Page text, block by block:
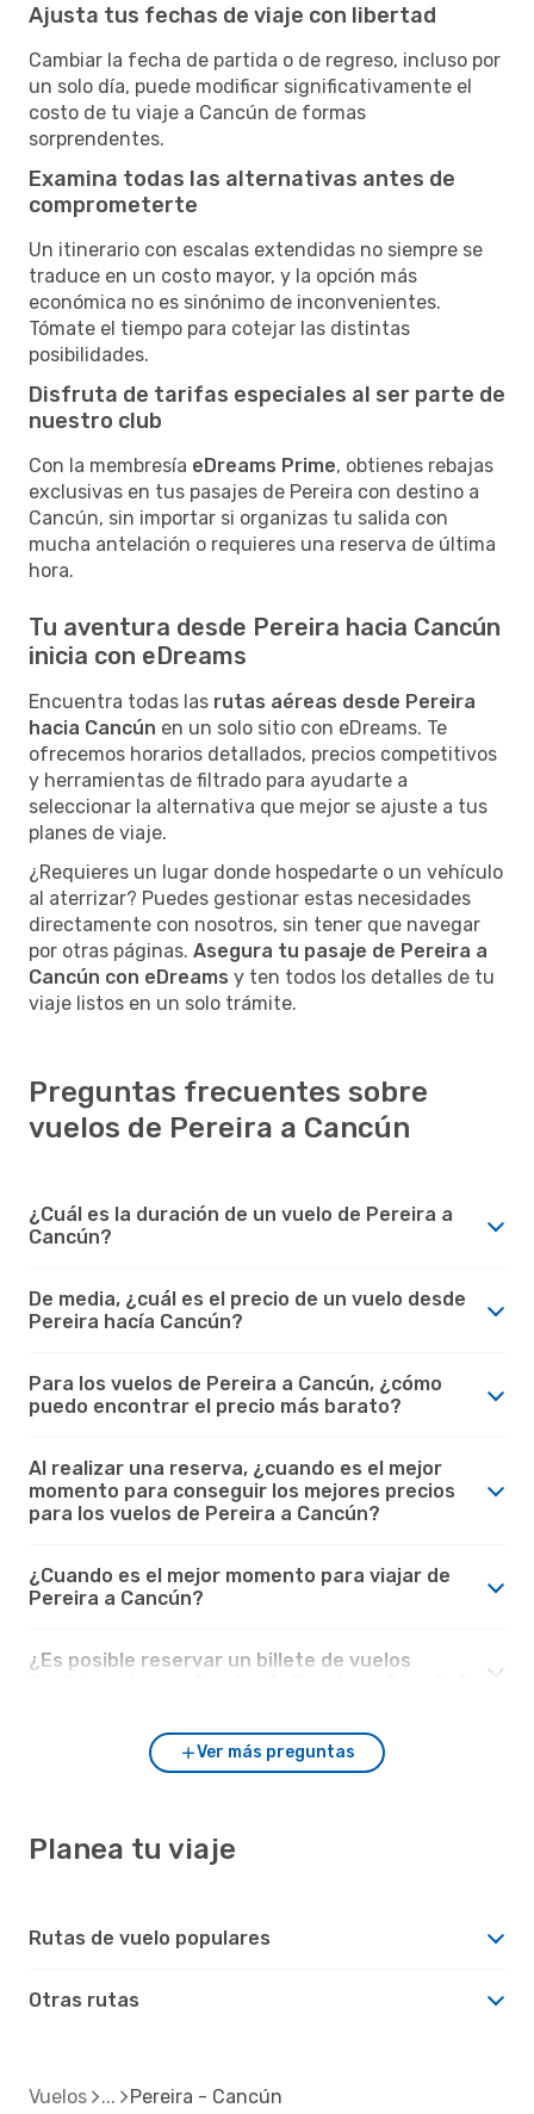
Ajusta tus fechas de viaje con libertad
Cambiar la fecha de partida o de regreso, incluso por
un solo día, puede modificar significativamente el
costo de tu viaje a Cancún de formas
sorprendentes.
Examina todas las alternativas antes de
comprometerte
Un itinerario con escalas extendidas no siempre se
traduce en un costo mayor, y la opción más
económica no es sinónimo de inconvenientes.
Tómate el tiempo para cotejar las distintas
posibilidades.
Disfruta de tarifas especiales al ser parte de
nuestro club
Con la membresía eDreams Prime, obtienes rebajas
exclusivas en tus pasajes de Pereira con destino a
Cancún, sin importar si organizas tu salida con
mucha antelación o requieres una reserva de última
hora.
Tu aventura desde Pereira hacia Cancún
inicia con eDreams
Encuentra todas las rutas aéreas desde Pereira
hacia Cancún en un solo sitio con eDreams. Te
ofrecemos horarios detallados, precios competitivos
y herramientas de filtrado para ayudarte a
seleccionar la alternativa que mejor se ajuste a tus
planes de viaje.
¿Requieres un lugar donde hospedarte o un vehículo
al aterrizar? Puedes gestionar estas necesidades
directamente con nosotros, sin tener que navegar
por otras páginas. Asegura tu pasaje de Pereira a
Cancún con eDreams y ten todos los detalles de tu
viaje listos en un solo trámite.
Preguntas frecuentes sobre
vuelos de Pereira a Cancún
¿Cuál es la duración de un vuelo de Pereira a
Cancún?
De media, ¿cuál es el precio de un vuelo desde
Pereira hacía Cancún?
Para los vuelos de Pereira a Cancún, ¿cómo
puedo encontrar el precio más barato?
Al realizar una reserva, ¿cuando es el mejor
momento para conseguir los mejores precios
para los vuelos de Pereira a Cancún?
¿Cuando es el mejor momento para viajar de
Pereira a Cancún?
¿Es posible reservar un billete de vuelos
Ver más preguntas
Planea tu viaje
Rutas de vuelo populares
Otras rutas
Vuelos Pereira - Cancún